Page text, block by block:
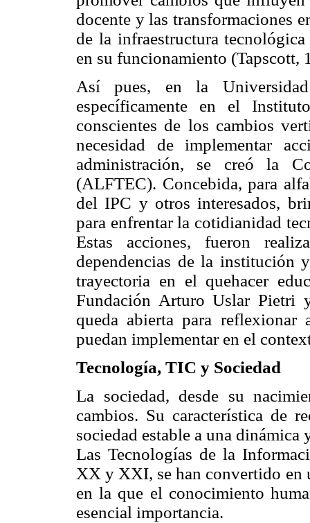
docente y las transformaciones
de la infraestructura
en su funcionamiento (Tapscott,
Así pues, en la Universidad
específicamente en el
conscientes de los cambios
necesidad de implementar
administración, se creó la
(ALFTEC). Concebida, para
del IPC y otros interesados,
para enfrentar la cotidianidad
Estas acciones, fueron
dependencias de la institución
trayectoria en el quehacer
Fundación Arturo Uslar Pietri
queda abierta para reflexionar
puedan implementar en el
Tecnología, TIC y Sociedad
La sociedad, desde su
cambios. Su característica de
sociedad estable a una
Las Tecnologías de la
XX y XXI, se han convertido en
en la que el conocimiento
esencial importancia.